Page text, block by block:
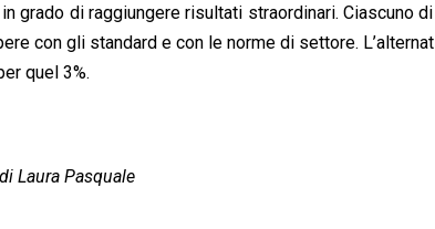
grado di raggiungere risultati straordinari. Ciascuno
con gli standard e con le norme di settore.
quel 3%.
Laura Pasquale